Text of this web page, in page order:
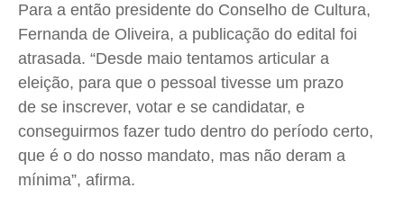
Quem Somos
Expediente
Contato
Anuncie
Termos de Uso
Privacidade
Quem Somos
Expediente
Contato
Anuncie
Termos de Uso
Privacidade
Quem Somos
Expediente
Contato
Anuncie
Termos de Uso
Privacidade
Quem Somos
Expediente
Contato
Anuncie
Termos de Uso
Privacidade
Para a então presidente do Conselho de Cultura,
Fernanda de Oliveira, a publicação do edital foi
atrasada. “Desde maio tentamos articular a
eleição, para que o pessoal tivesse um prazo
de se inscrever, votar e se candidatar, e
conseguirmos fazer tudo dentro do período certo,
que é o do nosso mandato, mas não deram a
mínima”, afirma.